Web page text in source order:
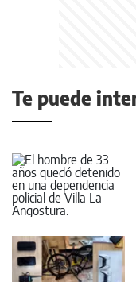
Te puede